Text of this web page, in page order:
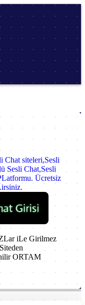
Chat siteleri,Sesli
Sesli Chat,Sesli
Ücretsiz
iLe Girilmez
ORTAM